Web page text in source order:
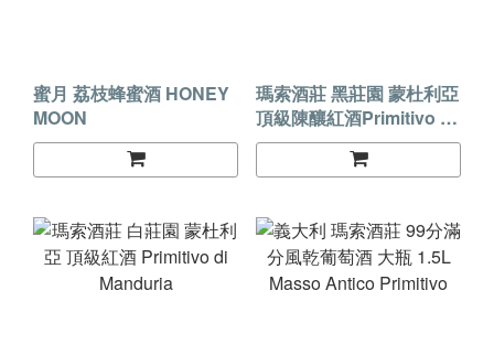
蜜月 荔枝蜂蜜酒 HONEY
MOON
瑪索酒莊 黑莊園 蒙杜利亞
頂級陳釀紅酒Primitivo di
Manduria Reserva